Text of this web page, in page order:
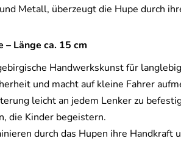
Metall, überzeugt die Hupe durch
Länge ca. 15 cm
Handwerkskunst für
und macht auf kleine Fahrer
leicht an jedem Lenker zu
die Kinder begeistern.
durch das Hupen ihre Handkraft